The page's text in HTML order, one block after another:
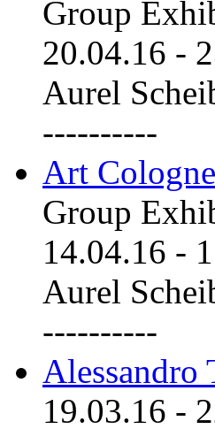
Group
20.04.16 -
Aurel
----------
Art
Group
14.04.16 -
Aurel
----------
Alessandro
19.03.16 -